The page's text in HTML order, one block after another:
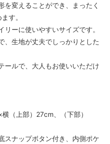
を変えることができ、まったく
す。
ーに使いやすいサイズです。
、生地が丈夫でしっかりとした
ールで、大人もお使いいただけ
（上部）27cm、（下部）
スナップボタン付き、内側ポケ